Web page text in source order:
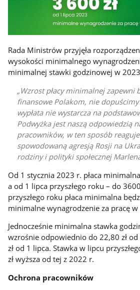
Rada Ministrów przyjęła
wysokości minimalnego
minimalnej stawki godzinowej w
Wzrost płacy minimalnej zapewni
finansowe Polakom, nie
wypłata nie wystarcza na
Podwyżka jest naszą odpowiedzią
pracowników, w ten sposób
spowodowaną agresją Rosji na
rodziny i polityki społecznej
Od 1 stycznia 2023 r. płaca
a od 1 lipca przyszłego roku – do
przyszłego roku płaca minimalna
minimalne wynagrodzenie za pracę
Jednocześnie minimalna stawka
wzrośnie odpowiednio do 22,80 zł
zł od 1 lipca. Stawka w lipcu
zł wyższa od tej z 2022 r.
Ochrona pracowników